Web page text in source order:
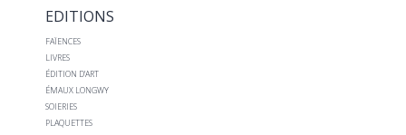
EDITIONS
FAÏENCES
LIVRES
ÉDITION D’ART
ÉMAUX LONGWY
SOIERIES
PLAQUETTES